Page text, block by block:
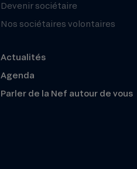
Devenir sociétaire
Nos sociétaires volontaires
Actualités
Agenda
Parler de la Nef autour de vous